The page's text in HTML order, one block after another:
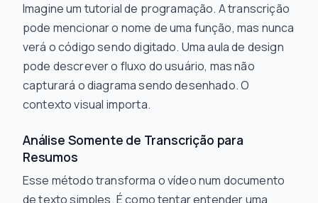
Imagine um tutorial de programação. A transcrição
pode mencionar o nome de uma função, mas nunca
verá o código sendo digitado. Uma aula de design
pode descrever o fluxo do usuário, mas não
capturará o diagrama sendo desenhado. O
contexto visual importa.
Análise Somente de Transcrição para
Resumos
Esse método transforma o vídeo num documento
de texto simples. É como tentar entender uma